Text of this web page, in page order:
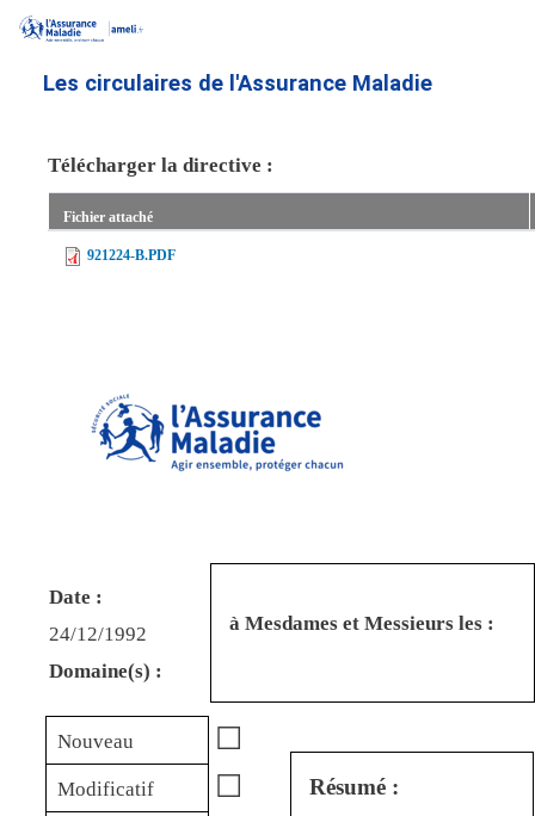
contenu
Les circulaires de l'Assurance Maladie
Télécharger la directive :
Fichier attaché
921224-B.PDF
Date :
24/12/1992
Domaine(s) :
à Mesdames et Messieurs les :
Nouveau ☐
Modificatif ☐ Résumé :